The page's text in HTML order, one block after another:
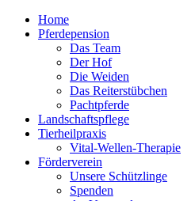
Home
Pferdepension
Das Team
Der Hof
Die Weiden
Das Reiterstübchen
Pachtpferde
Landschaftspflege
Tierheilpraxis
Vital-Wellen-Therapie
Förderverein
Unsere Schützlinge
Spenden